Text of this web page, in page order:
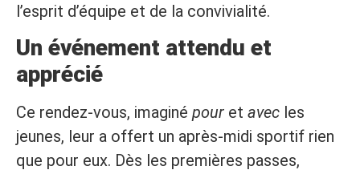
l’esprit d’équipe et de la convivialité.
Un événement attendu et
apprécié
Ce rendez-vous, imaginé pour et avec les
jeunes, leur a offert un après-midi sportif rien
que pour eux. Dès les premières passes,